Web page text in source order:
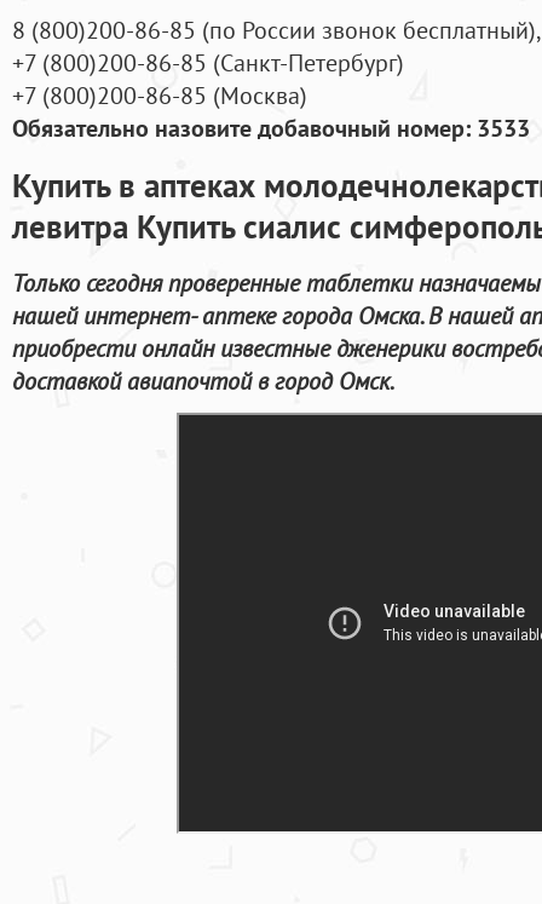
8 (800)200-86-85 (по России звонок бесплатный),
+7 (800)200-86-85 (Санкт-Петербург)
+7 (800)200-86-85 (Москва)
Обязательно назовите добавочный номер: 3533
Купить в аптеках
левитра Купить сиалис
Только сегодня проверенные таблетки
нашей интернет- аптеке города Омска. В нашей
приобрести онлайн известные дженерики
доставкой авиапочтой в город Омск.